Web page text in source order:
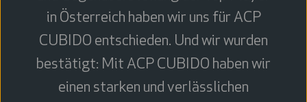
in Österreich haben wir uns für ACP
CUBIDO entschieden. Und wir wurden
bestätigt: Mit ACP CUBIDO haben wir
einen starken und verlässlichen